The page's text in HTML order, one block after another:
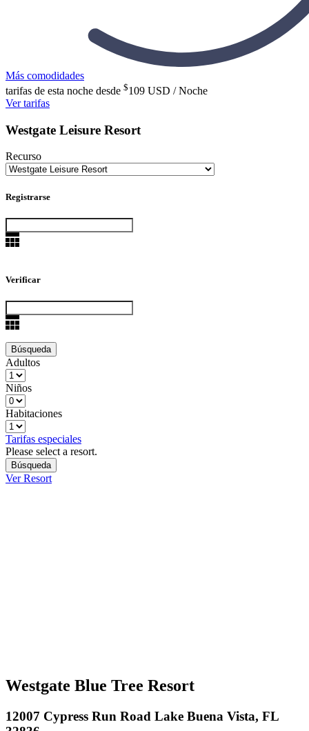
Más comodidades
tarifas de esta noche desde $109 USD / Noche
Ver tarifas
Westgate Leisure Resort
Recurso
Registrarse
Verificar
Adultos
Niños
Habitaciones
Tarifas especiales
Please select a resort.
Ver Resort
Westgate Blue Tree Resort
12007 Cypress Run Road Lake Buena Vista, FL